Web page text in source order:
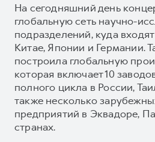
На сегодняшний день
глобальную сеть научно-
подразделений, куда
Китае, Японии и Германии.
построила глобальную
которая включает 10
полного цикла в России,
также несколько
предприятий в Эквадоре,
странах.